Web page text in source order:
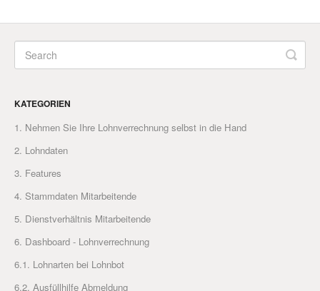
KATEGORIEN
1. Nehmen Sie Ihre Lohnverrechnung selbst in die Hand
2. Lohndaten
3. Features
4. Stammdaten Mitarbeitende
5. Dienstverhältnis Mitarbeitende
6. Dashboard - Lohnverrechnung
6.1. Lohnarten bei Lohnbot
6.2. Ausfüllhilfe Abmeldung